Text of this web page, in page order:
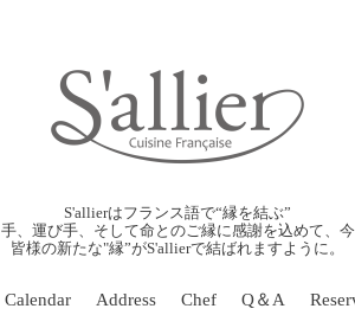
S'allierはフランス語で“縁を結ぶ”
、運び手、そして命とのご縁に感謝を込めて、
皆様の新たな"縁”がS'allierで結ばれますように。
Calendar Address Chef Q＆A